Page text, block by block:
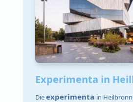
Experimenta in
Dieexperimenta in